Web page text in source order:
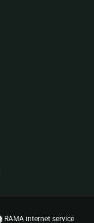
RAMA internet service